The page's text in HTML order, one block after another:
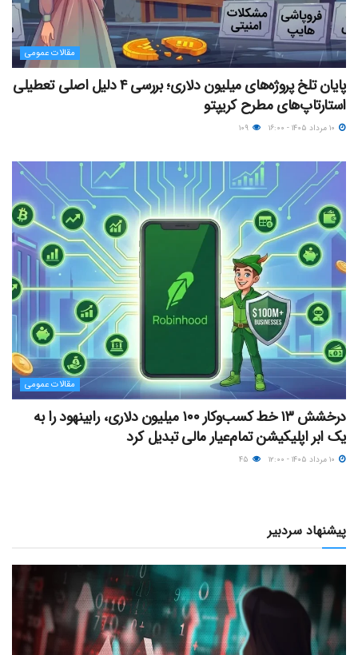
مقالات عمومی
پایان تلخ پروژه‌های میلیون دلاری؛ بررسی ۴ دلیل اصلی تعطیلی
استارتاپ‌های مطرح کریپتو
مقالات عمومی
درخشش ۱۳ خط کسب‌وکار ۱۰۰ میلیون دلاری، رابینهود را به
یک ابر اپلیکیشن تمام‌عیار مالی تبدیل کرد
پیشنهاد سردبیر